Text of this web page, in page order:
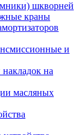
шкворней
краны
и
на
масляных